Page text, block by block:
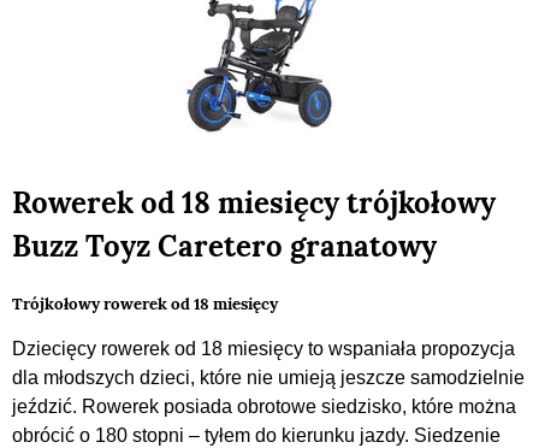
Rowerek od 18 miesięcy trójkołowy
Buzz Toyz Caretero granatowy
Trójkołowy rowerek od 18 miesięcy
Dziecięcy rowerek od 18 miesięcy to wspaniała propozycja
dla młodszych dzieci, które nie umieją jeszcze samodzielnie
jeździć. Rowerek posiada obrotowe siedzisko, które można
obrócić o 180 stopni – tyłem do kierunku jazdy. Siedzenie